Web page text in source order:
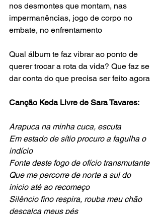
nos desmontes que montam, nas
impermanências, jogo de corpo no
embate, no enfrentamento
Qual álbum te faz vibrar ao ponto de
querer trocar a rota da vida? Que faz se
dar conta do que precisa ser feito agora
Canção Keda Livre de Sara Tavares:
Arapuca na minha cuca, escuta
Em estado de sítio procuro a fagulha o
indício
Fonte deste fogo de ofício transmutante
Que me percorre de norte a sul do
inicio até ao recomeço
Silêncio fino respira, rouba meu chão
descalça meus pés